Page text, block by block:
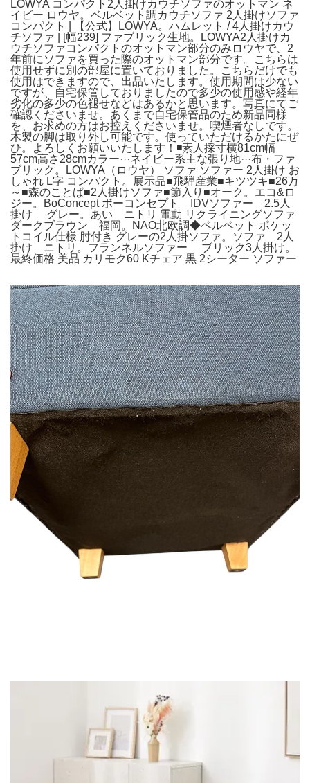
LOWYA コンパクト2人掛けカウチソファのオットマン ネ
イビー ロウヤ。ベルベット調カウチソファ 2人掛けソファ
コンパクト | 【公式】LOWYA。ハムレット / 4人掛けカウ
チソファ | [幅239] ファブリック生地。LOWYA2人掛けカ
ウチソファコンパクトのオットマン部分のみロウヤで、2
年前にソファを買った際のオットマン部分です。こちらは
使用せずに別の部屋に置いておりました。こちらだけでも
使用はできますので、出品いたします。使用期間は少ない
ですが、自宅保管しておりましたので多少の使用感や経年
劣化の多少の色褪せなどはあるかと思います。写真にてご
確認くださいませ。あくまで自宅保管品のため新品同様
を、お求めの方はお控えくださいませ。喫煙者なしです。
木製の脚は取り外し可能です。使っていただけるかたにぜ
ひ。よろしくお願いいたします！◾️素人採寸横81cm幅
57cm高さ28cmカラー···ネイビー系主な張り地···布・ファ
ブリック。LOWYA（ロウヤ） ソファ ソファー 2人掛け お
しゃれ L字 コンパクト。展示品■飛騨産業■キツツキ■26万
～■森のことば■2人掛けソファ■節入り■オーク。エコ&ロ
ジー。BoConcept ボーコンセプト IDVソファー 2.5人
掛け グレー。あい ニトリ 電動 リクライニングソファ
ダークブラウン 福岡。NAO北欧調◆ベルベット ポケッ
トコイル仕様 肘付き グレーの2人掛ソファ。ソファ 2人
掛け ニトリ。フランネルソファー ブリック3人掛け。
最終価格 美品 カリモク60 Kチェア 黒 2シーター ソファー